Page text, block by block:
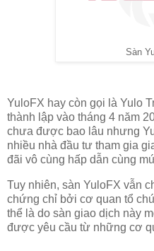
Sàn
YuloFX hay còn gọi là Yulo
thành lập vào tháng 4 năm
chưa được bao lâu nhưng
nhiều nhà đầu tư tham gia
đãi vô cùng hấp dẫn cùng
Tuy nhiên, sàn YuloFX vẫn
chứng chỉ bởi cơ quan tổ
thể là do sàn giao dịch này
được yêu cầu từ những cơ